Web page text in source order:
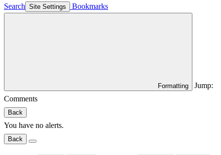
Search Site Settings Bookmarks
Formatting
Jump:
Comments
Back
You have no alerts.
Back